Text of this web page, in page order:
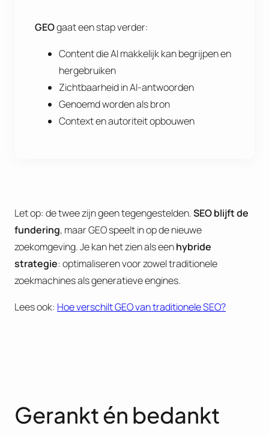
GEOgaat een stap verder:
Content die AI makkelijk kan begrijpen en
hergebruiken
Zichtbaarheid in AI-antwoorden
Genoemd worden als bron
Context en autoriteit opbouwen
Let op: de twee zijn geen tegengestelden.SEO blijft de
fundering, maar GEO speelt in op de nieuwe
zoekomgeving. Je kan het zien als eenhybride
strategie: optimaliseren voor zowel traditionele
zoekmachines als generatieve engines.
Lees ook: Hoe verschilt GEO van traditionele SEO?
Gerankt én bedankt